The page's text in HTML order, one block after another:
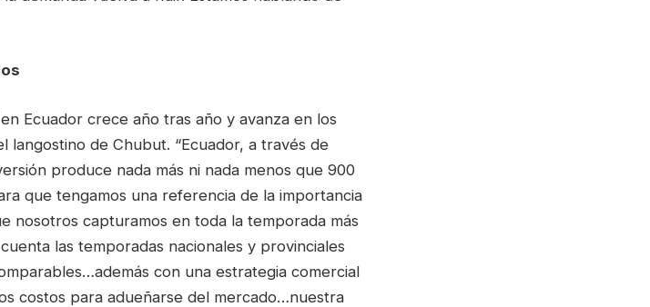
Ecuador crece año tras año y avanza en los
langostino de Chubut. “Ecuador, a través de
produce nada más ni nada menos que 900
que tengamos una referencia de la importancia
nosotros capturamos en toda la temporada más
las temporadas nacionales y provinciales
con una estrategia comercial
costos para adueñarse del mercado…nuestra